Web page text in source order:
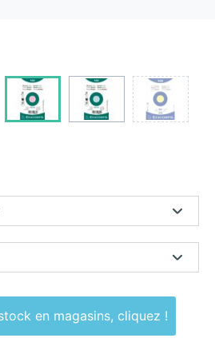
Pour vérifier le stock en magasins, cliquez !